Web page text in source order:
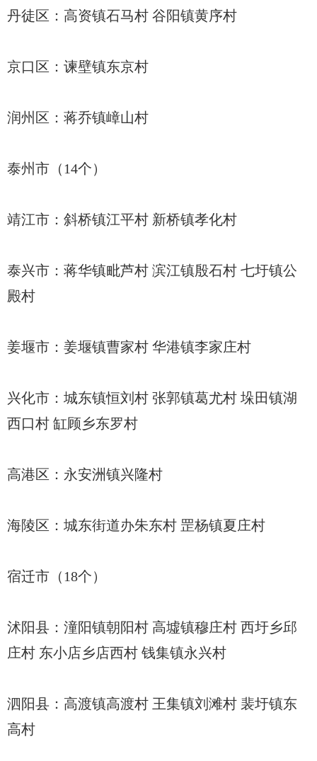
丹徒区：高资镇石马村 谷阳镇黄序村
京口区：谏壁镇东京村
润州区：蒋乔镇嶂山村
泰州市（14个）
靖江市：斜桥镇江平村 新桥镇孝化村
泰兴市：蒋华镇毗芦村 滨江镇殷石村 七圩镇公
殿村
姜堰市：姜堰镇曹家村 华港镇李家庄村
兴化市：城东镇恒刘村 张郭镇葛尤村 垛田镇湖
西口村 缸顾乡东罗村
高港区：永安洲镇兴隆村
海陵区：城东街道办朱东村 罡杨镇夏庄村
宿迁市（18个）
沭阳县：潼阳镇朝阳村 高墟镇穆庄村 西圩乡邱
庄村 东小店乡店西村 钱集镇永兴村
泗阳县：高渡镇高渡村 王集镇刘滩村 裴圩镇东
高村